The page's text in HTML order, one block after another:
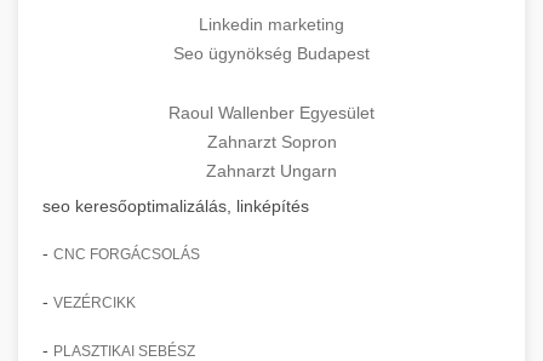
Linkedin marketing
Seo ügynökség Budapest
Raoul Wallenber Egyesület
Zahnarzt Sopron
Zahnarzt Ungarn
seo keresőoptimalizálás, linképítés
- CNC FORGÁCSOLÁS
- VEZÉRCIKK
- PLASZTIKAI SEBÉSZ